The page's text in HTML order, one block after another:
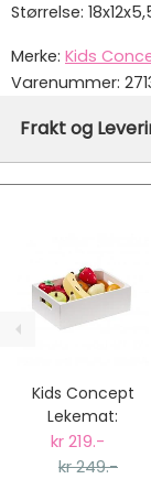
Størrelse:
Merke: Kids
Varenummer:
Frakt og
På lager
fra kr 129 -
Vi har fri
Kids Concept
Lekemat:
Blandet frukt
kr 219.-
kr 249.-